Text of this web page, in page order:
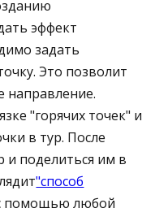
кнопку Далее
вы только что
начальный вид/
и вы сможете
можно было уйти и
видимости
эффект
задать
Это позволит
направление.
"горячих точек" и
в тур. После
и поделиться им в
"способ
помощью любой